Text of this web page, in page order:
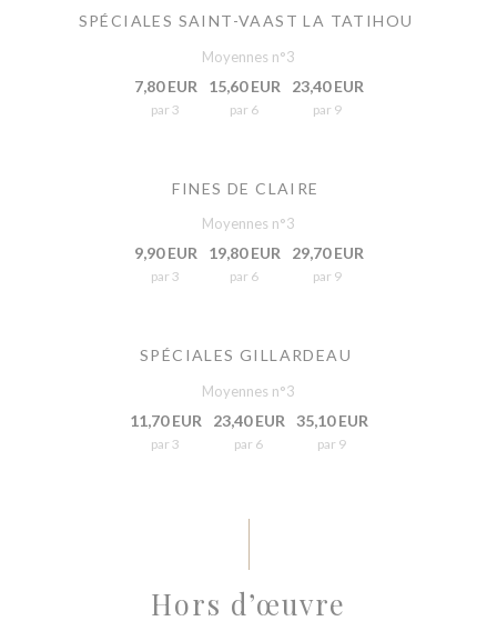
SPÉCIALES SAINT-VAAST LA TATIHOU
Moyennes n°3
7,80 EUR
par 3
15,60 EUR
par 6
23,40 EUR
par 9
FINES DE CLAIRE
Moyennes n°3
9,90 EUR
par 3
19,80 EUR
par 6
29,70 EUR
par 9
SPÉCIALES GILLARDEAU
Moyennes n°3
11,70 EUR
par 3
23,40 EUR
par 6
35,10 EUR
par 9
Hors d’œuvre